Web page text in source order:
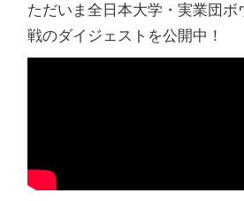
ただいま全日本大学・実業団ボ
戦のダイジェストを公開中！